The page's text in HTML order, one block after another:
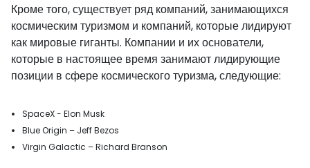
Кроме того, существует ряд компаний, занимающихся
космическим туризмом и компаний, которые лидируют
как мировые гиганты. Компании и их основатели,
которые в настоящее время занимают лидирующие
позиции в сфере космического туризма, следующие:
SpaceX - Elon Musk
Blue Origin – Jeff Bezos
Virgin Galactic – Richard Branson